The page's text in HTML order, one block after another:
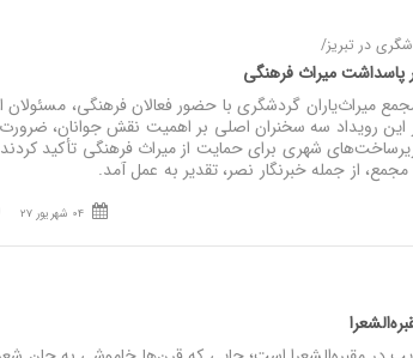
در تبریز/
میراث فرهنگی
میراث‌یاران گردشگری با حضور فعالان فرهنگی، مسئولان
این رویداد سه سخنران اصلی بر اهمیت نقش جوانان، ضرورت
شهری برای حمایت از میراث فرهنگی تأکید
از جمله خبرنگار نصر، تقدیر به عمل آمد.
04 شهریور 27